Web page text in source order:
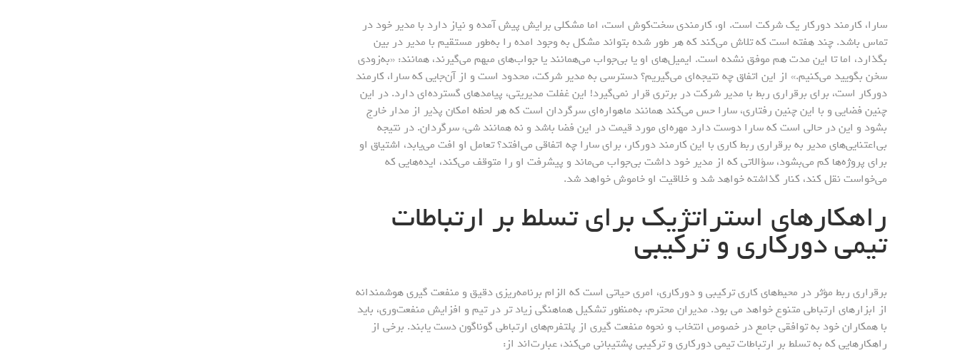
سارا، کارمند دورکار یک شرکت است. او، کارمندی سخت‌کوش است، اما مشکلی برایش پیش آمده و نیاز دارد با مدیر خود در
تماس باشد. چند هفته است که تلاش می‌کند که هر طور شده بتواند مشکل به وجود امده را به‌طور مستقیم با مدیر در بین
بگذارد، اما تا این مدت هم موفق نشده است. ایمیل‌های او یا بی‌جواب می‌همانند یا جواب‌های مبهم می‌گیرند، همانند: «به‌زودی
سخن بگویید می‌کنیم.» از این اتفاق چه نتیجه‌ای می‌گیریم؟ دسترسی به مدیر شرکت، محدود است و از آن‌جایی که سارا، کارمند
دورکار است، برای برقراری ربط با مدیر شرکت در برتری قرار نمی‌گیرد! این غفلت مدیریتی، پیامدهای گسترده‌ای دارد. در این
چنین فضایی و با این چنین رفتاری، سارا حس می‌کند همانند ماهواره‌ای سرگردان است که هر لحظه امکان پذیر از مدار خارج
بشود و این در حالی است که سارا دوست دارد مهره‌ای مورد قیمت در این فضا باشد و نه همانند شیء سرگردان. در نتیجه
بی‌اعتنایی‌های مدیر به برقراری ربط کاری با این کارمند دورکار، برای سارا چه اتفاقی می‌افتد؟ تعامل او افت می‌یابد، اشتیاق او
برای پروژه‌ها کم می‌بشود، سؤالاتی که از مدیر خود داشت بی‌جواب می‌ماند و پیشرفت او را متوقف می‌کند، ایده‌هایی که
می‌خواست نقل کند، کنار گذاشته خواهد شد و خلاقیت او خاموش خواهد شد.
راهکارهای استراتژیک برای تسلط بر ارتباطات
تیمی دورکاری و ترکیبی
برقراری ربط مؤثر در محیط‌های کاری ترکیبی و دورکاری، امری حیاتی است که الزام برنامه‌ریزی دقیق و منفعت گیری هوشمندانه
از ابزارهای ارتباطی متنوع خواهد می بود. مدیران محترم، به‌منظور تشکیل هماهنگی زیاد تر در تیم و افزایش منفعت‌وری، باید
با همکاران خود به توافقی جامع در خصوص انتخاب و نحوه منفعت گیری از پلتفرم‌های ارتباطی گوناگون دست یابند. برخی از
راهکارهایی که به تسلط بر ارتباطات تیمی دورکاری و ترکیبی پشتیبانی می‌کند، عبارت‌اند از: